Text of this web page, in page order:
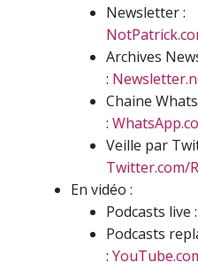
Newsletter :
Archives
:
Chaine
:
Veille par
Twitter.com/
En vidéo :
Podcasts live :
Podcasts
: